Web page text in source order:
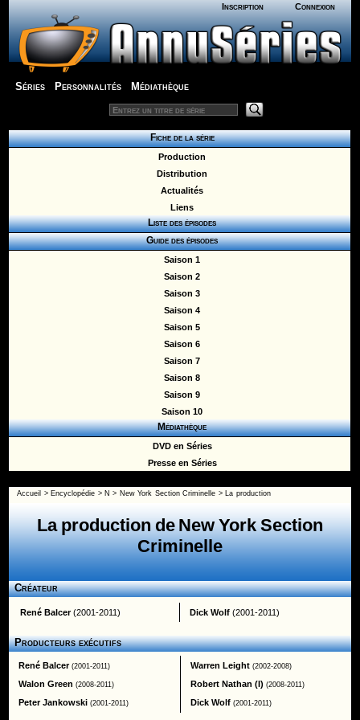
Inscription Connexion
Séries Personnalités Médiathèque
Fiche de la série
Production
Distribution
Actualités
Liens
Liste des épisodes
Guide des épisodes
Saison 1
Saison 2
Saison 3
Saison 4
Saison 5
Saison 6
Saison 7
Saison 8
Saison 9
Saison 10
Médiathèque
DVD en Séries
Presse en Séries
Accueil > Encyclopédie > N > New York Section Criminelle > La production
La production de New York Section
Criminelle
Créateur
René Balcer(2001-2011) Dick Wolf (2001-2011)
Producteurs exécutifs
René Balcer (2001-2011)
Walon Green (2008-2011)
Peter Jankowski (2001-2011)
Warren Leight (2002-2008)
Robert Nathan (I) (2008-2011)
Dick Wolf (2001-2011)